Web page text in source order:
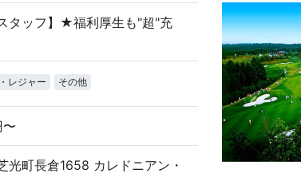
タッフ】★福利厚生も"超"充
レジャー その他
光町長倉1658 カレドニアン・